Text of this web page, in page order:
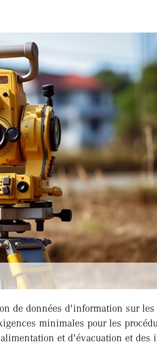
de données d'information sur les
minimales pour les
et d'évacuation et des